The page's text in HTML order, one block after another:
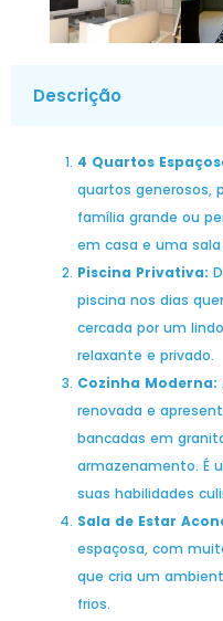
Descrição
4 Quartos
quartos generosos,
família grande ou
em casa e uma
Piscina Privativa:
piscina nos dias
cercada por um
relaxante e privado.
Cozinha Moderna:
renovada e
bancadas em
armazenamento. É
suas habilidades
Sala de Estar
espaçosa, com
que cria um
frios.